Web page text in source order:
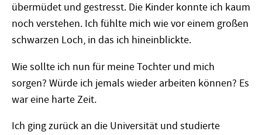
übermüdet und gestresst. Die Kinder konnte ich kaum
noch verstehen. Ich fühlte mich wie vor einem großen
schwarzen Loch, in das ich hineinblickte.
Wie sollte ich nun für meine Tochter und mich
sorgen? Würde ich jemals wieder arbeiten können? Es
war eine harte Zeit.
Ich ging zurück an die Universität und studierte